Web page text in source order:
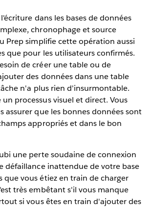
dans les bases de données
chronophage et source
Prep simplifie cette opération aussi
que pour les utilisateurs confirmés.
de créer une table ou de
des données dans une table
n'a plus rien d'insurmontable.
processus visuel et direct. Vous
assurer que les bonnes données sont
appropriés et dans le bon
une perte soudaine de connexion
défaillance inattendue de votre base
que vous étiez en train de charger
très embêtant s'il vous manque
si vous êtes en train d'ajouter des